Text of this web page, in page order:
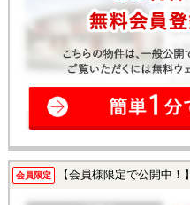
会員限定 【会員様限定で公開中！】